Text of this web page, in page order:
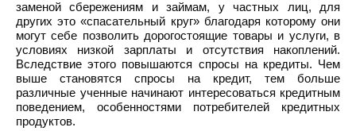
заменой сбережениям и займам, у частных лиц, для
других это «спасательный круг» благодаря которому они
могут себе позволить дорогостоящие товары и услуги, в
условиях низкой зарплаты и отсутствия накоплений.
Вследствие этого повышаются спросы на кредиты. Чем
выше становятся спросы на кредит, тем больше
различные ученные начинают интересоваться кредитным
поведением, особенностями потребителей кредитных
продуктов.